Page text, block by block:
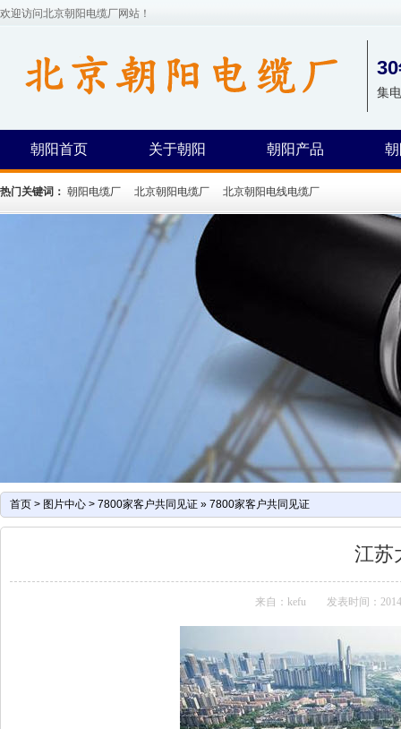
欢迎访问北京朝阳电缆厂网站！
集
朝阳首页 关于朝阳 朝阳产品
热门关键词： 朝阳电缆厂 北京朝阳电缆厂 北京朝阳电线电缆厂
首页 > 图片中心 > 7800家客户共同见证 » 7800家客户共同见证
江苏
来自：kefu 发表时间：